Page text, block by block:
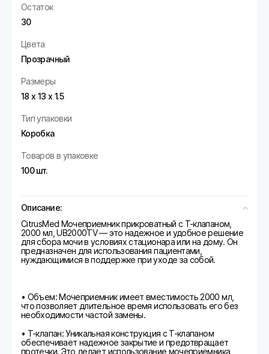
Остаток
30
Цвета
Прозрачный
Размеры
18 х 13 х 1.5
Тип упаковки
Коробка
Товаров в упаковке
100 шт.
Описание:
CitrusMed Мочеприемник прикроватный с Т-клапаном,
2000 мл, UB2000TV — это надежное и удобное решение
для сбора мочи в условиях стационара или на дому. Он
предназначен для использования пациентами,
нуждающимися в поддержке при уходе за собой.
• Объем: Мочеприемник имеет вместимость 2000 мл,
что позволяет длительное время использовать его без
необходимости частой замены.
• Т-клапан: Уникальная конструкция с Т-клапаном
обеспечивает надежное закрытие и предотвращает
протечки. Это делает использование мочеприемника